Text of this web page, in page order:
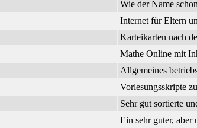
Wie der Name
Internet für Eltern
Karteikarten nach
Mathe Online mit
Allgemeines
Vorlesungsskripte
Sehr gut sortierte
Ein sehr guter,